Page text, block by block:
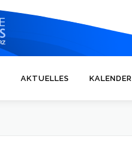
AKTUELLES KALENDER